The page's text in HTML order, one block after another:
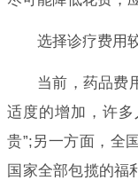
选择诊疗费用
当前，药品费
适度的增加，许多
贵”;另一方面，全
国家全部包揽的福